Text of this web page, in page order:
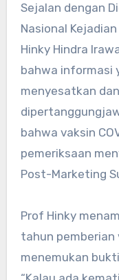
Sejalan dengan
Nasional
Hinky Hindra
bahwa informasi
menyesatkan
bahwa vaksin
pemeriksaan
Post-Marketing
Prof Hinky
tahun pemberian
menemukan